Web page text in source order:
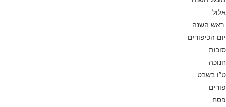
אלול
ראש השנה
יום הכיפורים
סוכות
חנוכה
ט”ו בשבט
פורים
פסח